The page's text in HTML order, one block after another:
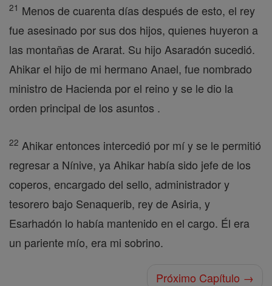
21 Menos de cuarenta días después de esto, el rey
fue asesinado por sus dos hijos, quienes huyeron a
las montañas de Ararat. Su hijo Asaradón sucedió.
Ahikar el hijo de mi hermano Anael, fue nombrado
ministro de Hacienda por el reino y se le dio la
orden principal de los asuntos .
22 Ahikar entonces intercedió por mí y se le permitió
regresar a Nínive, ya Ahikar había sido jefe de los
coperos, encargado del sello, administrador y
tesorero bajo Senaquerib, rey de Asiria, y
Esarhadón lo había mantenido en el cargo. Él era
un pariente mío, era mi sobrino.
Próximo Capítulo →